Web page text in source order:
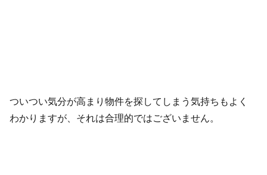
ついつい気分が高まり物件を探してしまう気持ちもよく
わかりますが、それは合理的ではございません。